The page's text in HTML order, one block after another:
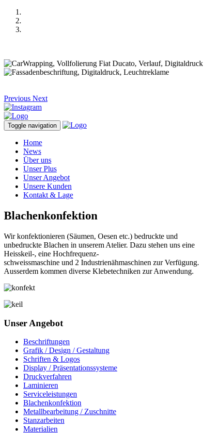
Previous Next
Toggle navigation
Home
News
Über uns
Unser Plus
Unser Angebot
Unsere Kunden
Kontakt & Lage
Blachenkonfektion
Wir konfektionieren (Säumen, Oesen etc.) bedruckte und
unbedruckte Blachen in unserem Atelier. Dazu stehen uns eine
Heisskeil-, eine Hochfrequenz-
schweissmaschine und 2 Industrienähmaschinen zur Verfügung.
Ausserdem kommen diverse Klebetechniken zur Anwendung.
Unser Angebot
Beschriftungen
Grafik / Design / Gestaltung
Schriften & Logos
Display / Präsentationssysteme
Druckverfahren
Laminieren
Serviceleistungen
Blachenkonfektion
Metallbearbeitung / Zuschnitte
Stanzarbeiten
Materialien